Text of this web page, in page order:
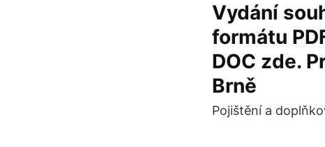
Vydání
formátu
DOC zde.
Brně
Pojištění a